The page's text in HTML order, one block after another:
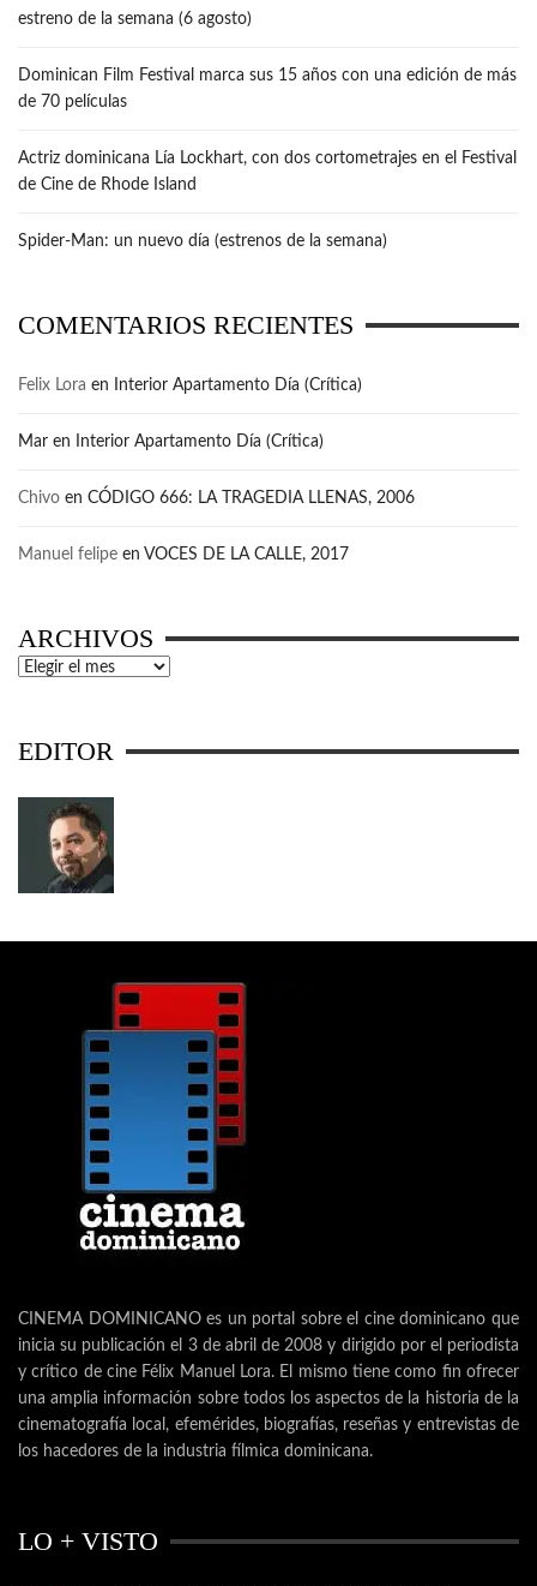
estreno de la semana (6 agosto)
Dominican Film Festival marca sus 15 años con una edición de más
de 70 películas
Actriz dominicana Lía Lockhart, con dos cortometrajes en el Festival
de Cine de Rhode Island
Spider-Man: un nuevo día (estrenos de la semana)
COMENTARIOS RECIENTES
Felix Lora en Interior Apartamento Día (Crítica)
Mar en Interior Apartamento Día (Crítica)
Chivo en CÓDIGO 666: LA TRAGEDIA LLENAS, 2006
Manuel felipe en VOCES DE LA CALLE, 2017
ARCHIVOS
Archivos
EDITOR
CINEMA DOMINICANO es un portal sobre el cine dominicano que
inicia su publicación el 3 de abril de 2008 y dirigido por el periodista
y crítico de cine Félix Manuel Lora. El mismo tiene como fin ofrecer
una amplia información sobre todos los aspectos de la historia de la
cinematografía local, efemérides, biografías, reseñas y entrevistas de
los hacedores de la industria fílmica dominicana.
LO + VISTO